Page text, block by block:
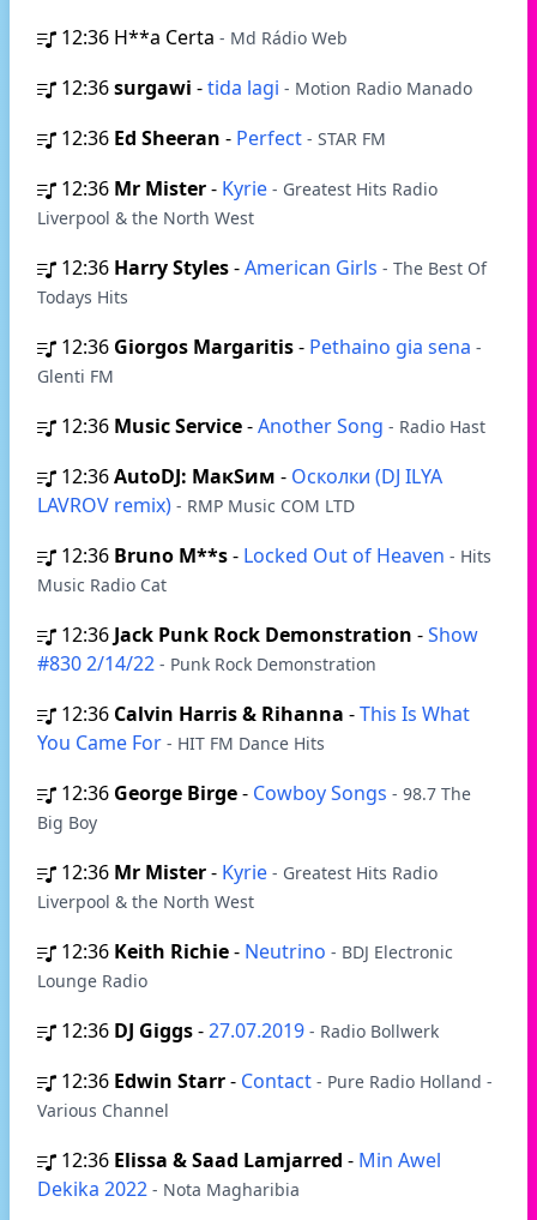
12:36 H**a Certa - Md Rádio Web
12:36surgawi -tida lagi - Motion Radio Manado
12:36 Ed Sheeran - Perfect - STAR FM
12:36 Mr Mister- Kyrie - Greatest Hits Radio
Liverpool & the North West
12:36 Harry Styles-American Girls - The Best Of
Todays Hits
12:36 Giorgos Margaritis- Pethaino gia sena -
Glenti FM
12:36 Music Service-Another Song - Radio Hast
12:36AutoDJ: МакSим - Осколки (DJ ILYA
LAVROV remix) - RMP Music COM LTD
12:36 Bruno M**s- Locked Out of Heaven - Hits
Music Radio Cat
12:36 Jack Punk Rock Demonstration -Show
#830 2/14/22 - Punk Rock Demonstration
12:36 Calvin Harris & Rihanna -This Is What
You Came For - HIT FM Dance Hits
12:36 George Birge- Cowboy Songs - 98.7 The
Big Boy
12:36 Mr Mister- Kyrie - Greatest Hits Radio
Liverpool & the North West
12:36 Keith Richie- Neutrino - BDJ Electronic
Lounge Radio
12:36 DJ Giggs-27.07.2019 - Radio Bollwerk
12:36 Edwin Starr- Contact - Pure Radio Holland -
Various Channel
12:36 Elissa & Saad Lamjarred - Min Awel
Dekika 2022 - Nota Magharibia